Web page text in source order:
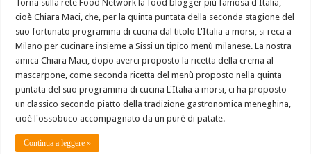
Torna sulla rete Food Network la food blogger più famosa d'Italia,
cioè Chiara Maci, che, per la quinta puntata della seconda stagione del
suo fortunato programma di cucina dal titolo L'Italia a morsi, si reca a
Milano per cucinare insieme a Sissi un tipico menù milanese. La nostra
amica Chiara Maci, dopo averci proposto la ricetta della crema al
mascarpone, come seconda ricetta del menù proposto nella quinta
puntata del suo programma di cucina L'Italia a morsi, ci ha proposto
un classico secondo piatto della tradizione gastronomica meneghina,
cioè l'ossobuco accompagnato da un purè di patate.
Continua a leggere »